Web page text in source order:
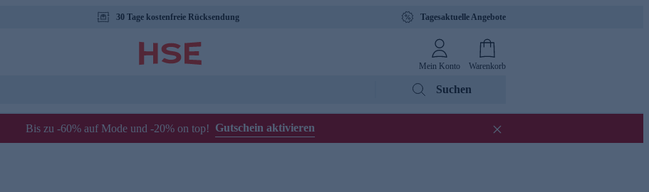
30 Tage kostenfreie Rücksendung Tagesaktuelle Angebote
Mein Konto Warenkorb
Suchen
Bis zu -60% auf Mode und -20% on top! Gutschein aktivieren